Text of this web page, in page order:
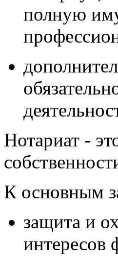
полную
Нотариат -
К основным
защита и
интересов